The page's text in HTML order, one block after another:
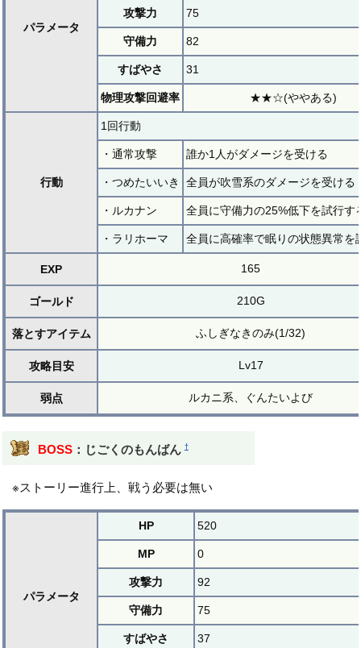
パラメータ
攻撃力 75
守備力 82
すばやさ 31
物理攻撃回避率 ★★☆(ややある)
行動
1回行動
・通常攻撃 誰か1人がダメージを受ける
・つめたいいき 全員が吹雪系のダメージを受ける
・ルカナン 全員に守備力の25%低下を試行す
・ラリホーマ 全員に高確率で眠りの状態異常を
EXP 165
ゴールド 210G
落とすアイテム ふしぎなきのみ(1/32)
攻略目安 Lv17
弱点 ルカニ系、ぐんたいよび
BOSS：じごくのもんばん †
※ストーリー進行上、戦う必要は無い
パラメータ
HP 520
MP 0
攻撃力 92
守備力 75
すばやさ 37